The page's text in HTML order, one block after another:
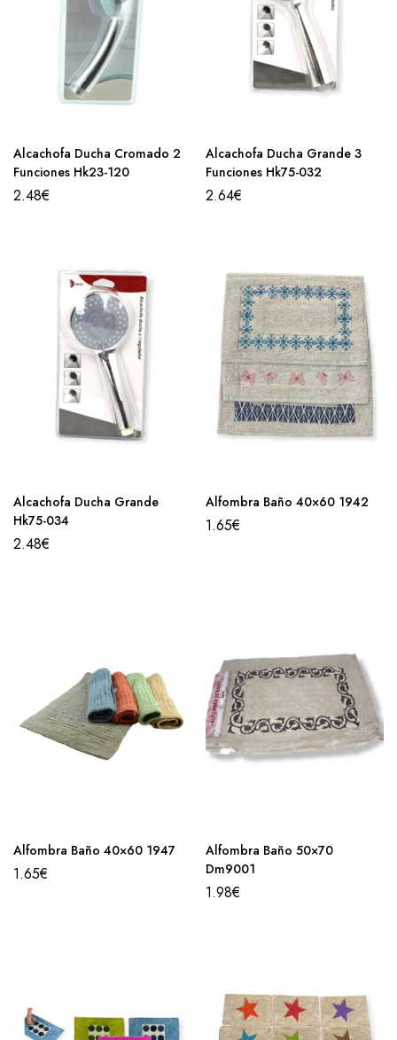
Alcachofa Ducha Cromado 2
Funciones Hk23-120
2.48€
Alcachofa Ducha Grande 3
Funciones Hk75-032
2.64€
Alcachofa Ducha Grande
Hk75-034
2.48€
Alfombra Baño 40×60 1942
1.65€
Alfombra Baño 40×60 1947
1.65€
Alfombra Baño 50×70
Dm9001
1.98€